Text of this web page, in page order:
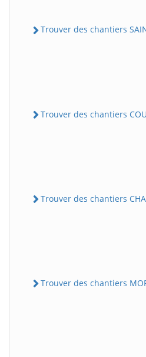
Trouver des chantiers
Trouver des chantiers
Trouver des chantiers
Trouver des chantiers